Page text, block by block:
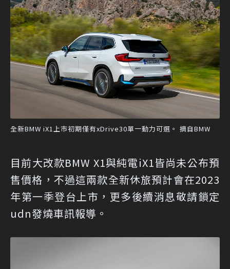
全新BMW iX1上市初期僅有xDrive30單一動力可選。 摘自BMW
目前大改款BMW X1與純電iX1皆尚未公布預
售價格，不過這兩款全新休旅預計會在2023
年第一季登台上市，更多後續消息敬請鎖定
udn發燒車訊報導。